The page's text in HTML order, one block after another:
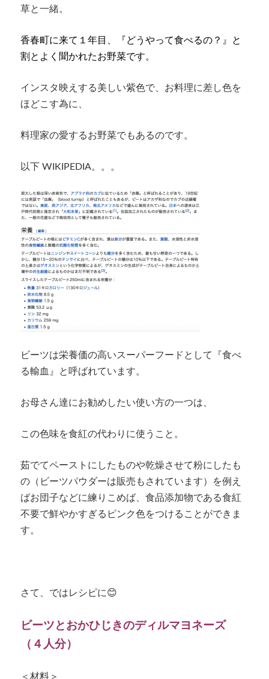
草と一緒。
香春町に来て１年目、『どうやって食べるの？』と
割とよく聞かれたお野菜です。
インスタ映えする美しい紫色で、お料理に差し色を
ほどこす為に、
料理家の愛するお野菜でもあるのです。
以下WIKIPEDIA。。。
ビーツは栄養価の高いスーパーフードとして『食べ
る輸血』と呼ばれています。
お母さん達にお勧めしたい使い方の一つは、
この色味を食紅の代わりに使うこと。
茹でてペーストにしたものや乾燥させて粉にしたも
の（ビーツパウダーは販売もされています）を例え
ばお団子などに練りこめば、食品添加物である食紅
不要で鮮やかすぎるピンク色をつけることができま
す。
さて、ではレシピに😊
ビーツとおかひじきのディルマヨネーズ
（４人分）
＜材料＞